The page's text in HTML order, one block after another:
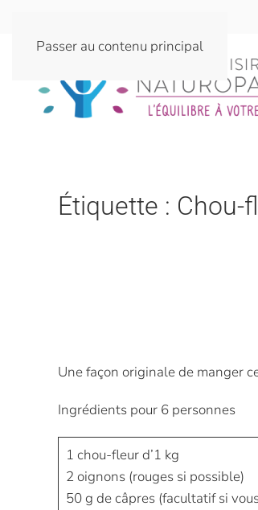
Passer au contenu principal
Étiquette : Chou-
Une façon originale de manger
Ingrédients pour 6 personnes
1 chou-fleur d’1 kg
2 oignons (rouges si possible)
50 g de câpres (facultatif si